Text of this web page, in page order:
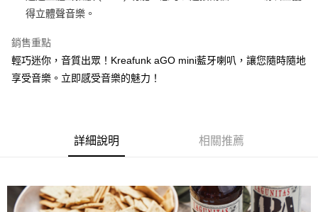
得立體聲音樂。
銷售重點
輕巧迷你，音質出眾！Kreafunk aGO mini藍牙喇叭，讓您隨時隨地
享受音樂。立即感受音樂的魅力！
詳細說明 相關推薦